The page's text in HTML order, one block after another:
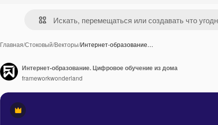
Главная/Стоковый/Векторы/Интернет-образование…
Премиум
Интернет-образование. Цифровое обучение из дома
frameworkwonderland